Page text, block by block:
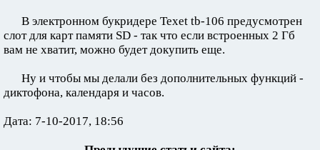
В электронном букридере Texet tb-106 предусмотрен
слот для карт памяти SD - так что если встроенных 2 Гб
вам не хватит, можно будет докупить еще.
Ну и чтобы мы делали без дополнительных функций -
диктофона, календаря и часов.
Дата: 7-10-2017, 18:56